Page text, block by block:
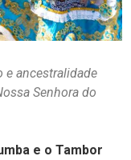
e ancestralidade
Senhora do
e o Tambor